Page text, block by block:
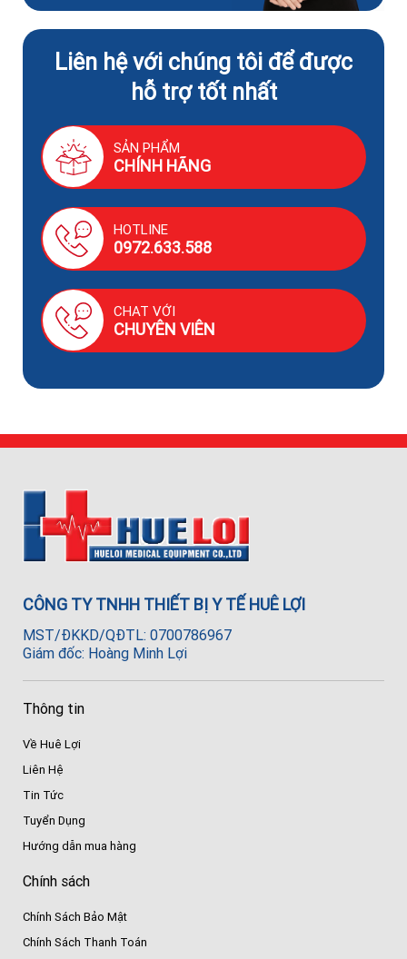
Liên hệ với chúng tôi để được
hỗ trợ tốt nhất
SẢN PHẨM
CHÍNH HÃNG
HOTLINE
0972.633.588
CHAT VỚI
CHUYÊN VIÊN
CÔNG TY TNHH THIẾT BỊ Y TẾ HUÊ LỢI
MST/ĐKKD/QĐTL: 0700786967
Giám đốc: Hoàng Minh Lợi
Thông tin
Về Huê Lợi
Liên Hệ
Tin Tức
Tuyển Dụng
Hướng dẫn mua hàng
Chính sách
Chính Sách Bảo Mật
Chính Sách Thanh Toán